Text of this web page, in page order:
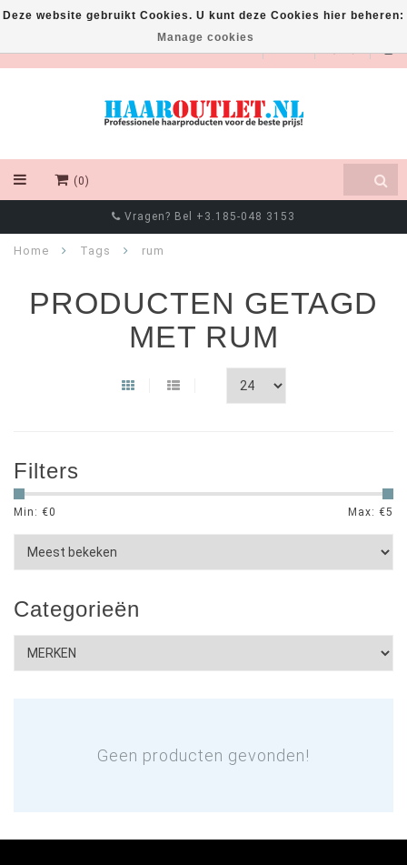
EUR
(0)
Vragen? Bel +3.185-048 3153
Home Tags rum
PRODUCTEN GETAGD
MET RUM
Filters
Min: €0 Max: €5
Categorieën
Geen producten gevonden!
Deze website gebruikt Cookies. U kunt deze Cookies hier beheren:
Manage cookies